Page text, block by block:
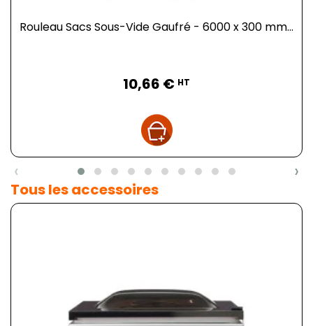
Rouleau Sacs Sous-Vide Gaufré - 6000 x 300 mm...
10,66 € HT
‹ ›
Tous les accessoires